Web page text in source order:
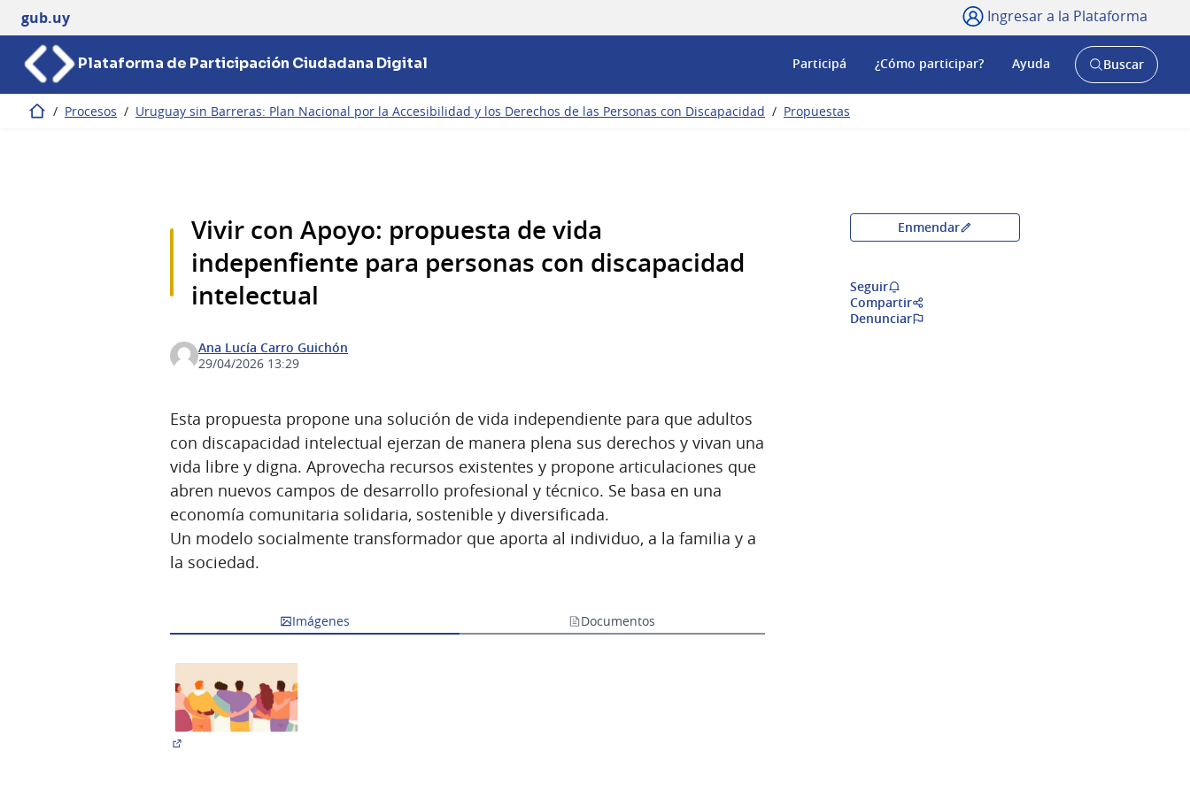
gub.uy Ingresar a la Plataforma
Plataforma de Participación Ciudadana Digital Participá ¿Cómo participar? Ayuda
AbrirBuscar
Inicio / Procesos / Uruguay sin Barreras: Plan Nacional por la Accesibilidad y los Derechos de las Personas con Discapacidad / Propuestas
Vivir con Apoyo: propuesta de vida
indepenfiente para personas con discapacidad
intelectual
Ana Lucía Carro Guichón
29/04/2026 13:29
Esta propuesta propone una solución de vida independiente para que adultos
con discapacidad intelectual ejerzan de manera plena sus derechos y vivan una
vida libre y digna. Aprovecha recursos existentes y propone articulaciones que
abren nuevos campos de desarrollo profesional y técnico. Se basa en una
economía comunitaria solidaria, sostenible y diversificada.
Un modelo socialmente transformador que aporta al individuo, a la familia y a
la sociedad.
Imágenes Documentos
Enmendar
Seguir
Compartir
Denunciar